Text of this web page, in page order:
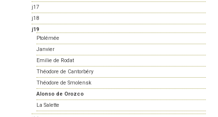
j17
j18
j19
Ptolémée
Janvier
Emilie de Rodat
Théodore de Cantorbéry
Théodore de Smolensk
Alonso de Orozco
La Salette